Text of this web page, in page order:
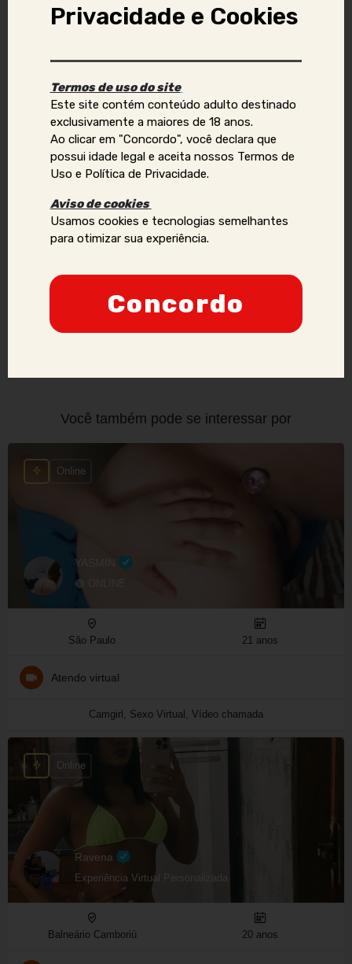
Se você identificar golpes, conteúdos ilegais ou abusivos,
ou quiser reportar violações de direitos autorais, uso
indevido de imagens ou dados pessoais (como telefone,
e-mail, nomes, endereços, etc.), envie um e-mail para:
contato@acompanhantesvirtual.com.br
possamos analisar a situação de forma mais eficaz.
Anunciantes que acumularem várias denúncias podem
Nossa prioridade é a segurança e a confiança dos
nossos usuários, e adotaremos todas as medidas
necessárias para manter um ambiente seguro e
Você também pode se interessar por
YASMIN
🟢 ONLINE
Online
São Paulo 21 anos
Atendo virtual
Camgirl, Sexo Virtual, Vídeo chamada
Ravena
Experiência Virtual Personalizada
Online
Balneário Camboriú 20 anos
Privacidade e Cookies
Termos de uso do site
Este site contém conteúdo adulto destinado
exclusivamente a maiores de 18 anos.
Ao clicar em "Concordo", você declara que
possui idade legal e aceita nossos Termos de
Uso e Política de Privacidade.
Aviso de cookies
Usamos cookies e tecnologias semelhantes
para otimizar sua experiência.
Concordo